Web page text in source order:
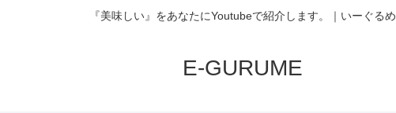
『美味しい』をあなたにYoutubeで紹介します。｜いーぐるめ
E-GURUME